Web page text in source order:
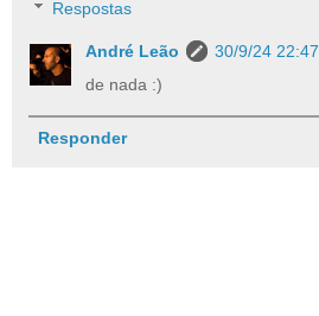
Respostas
André Leão
30/9/24 22:47
de nada :)
Responder